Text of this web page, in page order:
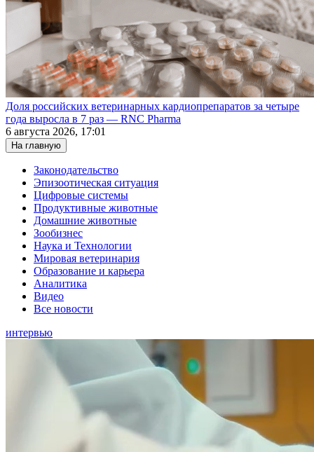
Доля российских ветеринарных кардиопрепаратов за четыре
года выросла в 7 раз — RNC Pharma
6 августа 2026, 17:01
На главную
Законодательство
Эпизоотическая ситуация
Цифровые системы
Продуктивные животные
Домашние животные
Зообизнес
Наука и Технологии
Мировая ветеринария
Образование и карьера
Аналитика
Видео
Все новости
интервью